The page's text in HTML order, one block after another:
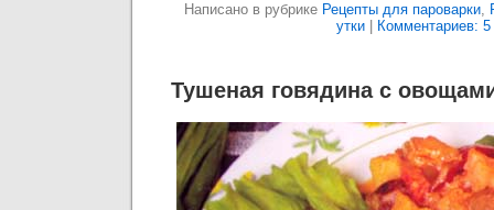
Написано в рубрике Рецепты для пароварки,
утки| Комментариев: 5
Тушеная говядина с